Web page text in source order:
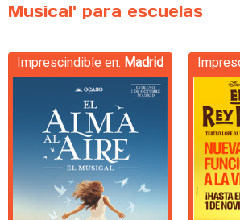
Musical' para escuelas
Imprescindible en: Madrid